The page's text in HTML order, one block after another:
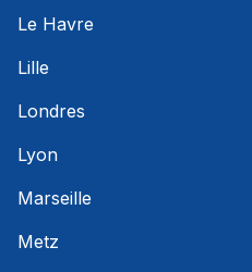
Le Havre
Lille
Londres
Lyon
Marseille
Metz